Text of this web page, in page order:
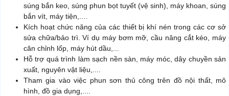
súng bắn keo, súng phun bọt tuyết (vệ sinh), máy khoan, súng
bắn vít, máy tiện,....
Kích hoạt chức năng của các thiết bị khí nén trong các cơ sở
sửa chữa/bảo trì. Ví dụ máy bơm mỡ, cầu nâng cắt kéo, máy
căn chỉnh lốp, máy hút dầu,...
Hỗ trợ quá trình làm sạch nền sàn, máy móc, dây chuyền sản
xuất, nguyên vật liệu,....
Tham gia vào việc phun sơn thủ công trên đồ nội thất, mô
hình, đồ gia dụng,....